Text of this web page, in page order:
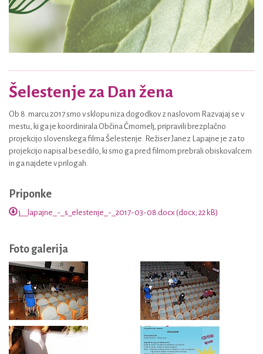
Šelestenje za Dan žena
Ob 8. marcu 2017 smo v sklopu niza dogodkov z naslovom Razvajaj se v
mestu, ki ga je koordinirala Občina Črnomelj, pripravili brezplačno
projekcijo slovenskega filma Šelestenje. Režiser Janez Lapajne je za to
projekcijo napisal besedilo, ki smo ga pred filmom prebrali obiskovalcem
in ga najdete v prilogah.
Priponke
j__lapajne_-_s_elestenje_-_2017-03-08.docx (docx; 22 kB)
Foto galerija